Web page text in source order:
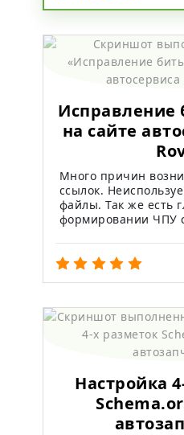
Исправление
на сайте
Много причин
ссылок.
файлы. Так же есть
формировании ЧПУ
Настройка